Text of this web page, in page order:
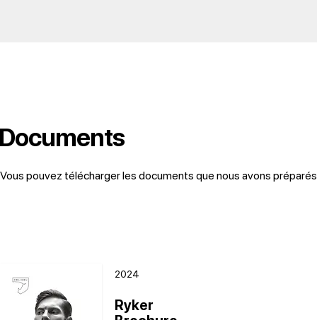
Vous pouvez télécharger les documents que nous avons
2024
Ryker